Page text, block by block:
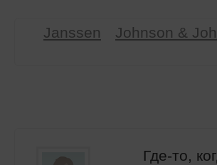
Janssen Johnson &
Где-то,